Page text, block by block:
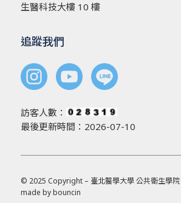
生醫科技大樓 10 樓
追蹤我們
訪客人數：
最後更新時間：2026-07-10
© 2025 Copyright – 臺北醫學大學 公共衛生學院
made bybouncin